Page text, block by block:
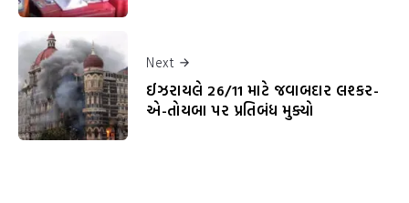
Next
ઈઝરાયલે 26/11 માટે જવાબદાર લશ્કર-
એ-તોયબા પર પ્રતિબંધ મુક્યો